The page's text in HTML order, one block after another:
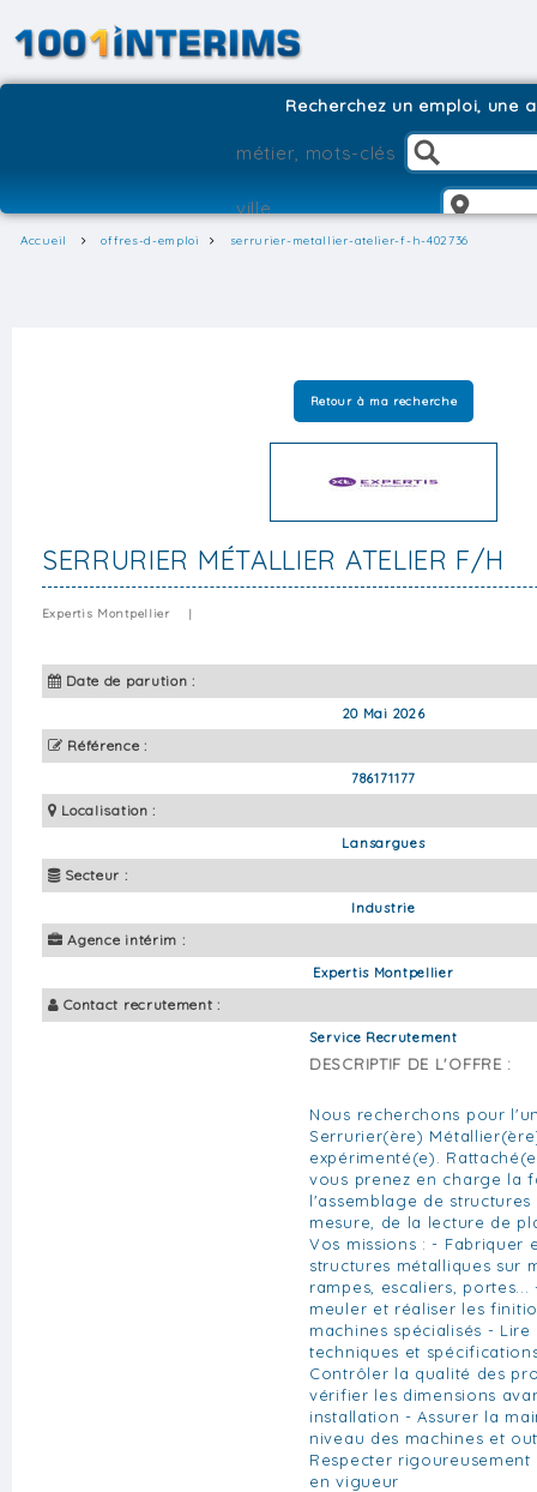
Recherchez un emploi, une
Accueil offres-d-emploi serrurier-metallier-atelier-f-h-402736
Retour à ma recherche
SERRURIER MÉTALLIER ATELIER F/H
Expertis Montpellier |
Date de parution :
20 Mai 2026
Référence :
786171177
Localisation :
Lansargues
Secteur :
Industrie
Agence intérim :
Expertis Montpellier
Contact recrutement :
Service Recrutement
DESCRIPTIF DE L'OFFRE :
Nous recherchons pour
Serrurier(ère)
expérimenté(e).
vous prenez en charge la
l'assemblage de
mesure, de la lecture de
Vos missions : - Fabriquer
structures métalliques sur
rampes, escaliers,
meuler et réaliser les
machines spécialisés -
techniques et
Contrôler la qualité des
vérifier les dimensions
installation - Assurer la
niveau des machines et
Respecter
en vigueur